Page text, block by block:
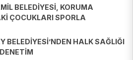
BELEDİYESİ, KORUMA
ÇOCUKLARI SPORLA
BELEDİYESİ’NDEN HALK SAĞLIĞI